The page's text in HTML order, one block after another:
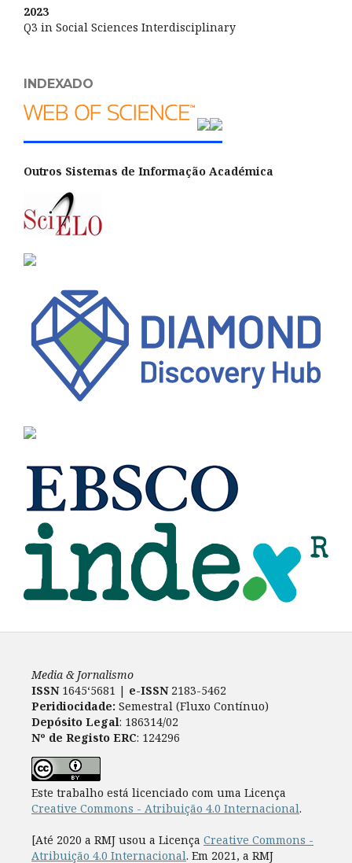
2023
Q3 in Social Sciences Interdisciplinary
INDEXADO
Outros Sistemas de Informação Académica
Media & Jornalismo
ISSN 1645‘5681 | e-ISSN2183-5462
Peridiocidade: Semestral (Fluxo Contínuo)
Depósito Legal: 186314/02
Nº de Registo ERC: 124296
Este trabalho está licenciado com uma Licença
Creative Commons - Atribuição 4.0 Internacional.
[Até 2020 a RMJ usou a Licença Creative Commons -
Atribuição 4.0 Internacional. Em 2021, a RMJ